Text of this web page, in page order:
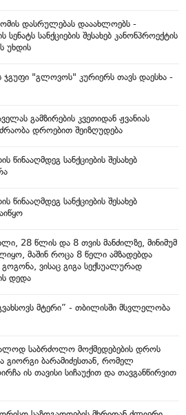
დასრულებას დააახლოებს -
სანქციების შესახებ კანონპროექტის
უხდის
"გლოვოს" კურიერს თავს დაესხა -
გამზირების კვეთიდან ჟვანიას
დროებით შეიზღუდება
წინააღმდეგ სანქციების შესახებ
წინააღმდეგ სანქციების შესახებ
28 წლის და 8 თვის მანძილზე, მინიმუმ
მაშინ როცა 8 წელი ამზადებდა
ვისაც გიგა სექსუალურად
დედა
გვახსოვს მტერი” - თბილისში მსვლელობა
საბრძოლო მოქმედებების დროს
გიორგი ბარამიძესთან, რომელ
ის თავისი სიჩაუქით და თავგანწირვით